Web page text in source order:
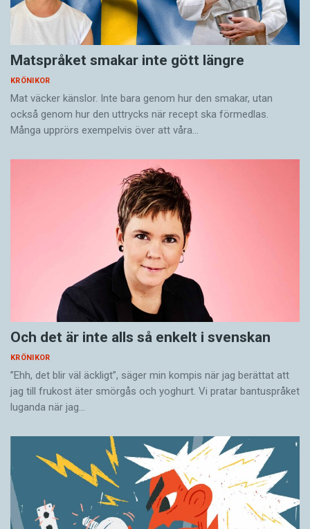
Matspråket smakar inte gött längre
KRÖNIKOR
Mat väcker känslor. Inte bara genom hur den smakar, utan
också genom hur den uttrycks när recept ska förmedlas.
Många upprörs exempelvis över att våra…
Och det är inte alls så enkelt i svenskan
KRÖNIKOR
”Ehh, det blir väl äckligt”, säger min kompis när jag berättat att
jag till frukost äter smörgås och yoghurt. Vi pratar bantuspråket
luganda när jag…